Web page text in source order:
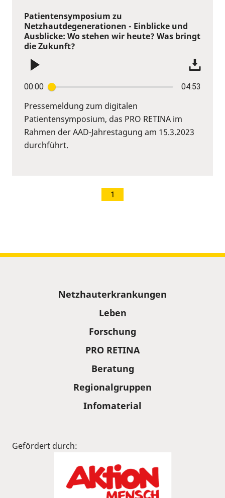
Patientensymposium zu
Netzhautdegenerationen - Einblicke und
Ausblicke: Wo stehen wir heute? Was bringt
die Zukunft?
00:00 04:53
Pressemeldung zum digitalen
Patientensymposium, das PRO RETINA im
Rahmen der AAD-Jahrestagung am 15.3.2023
durchführt.
1
Netzhauterkrankungen
Leben
Forschung
PRO RETINA
Beratung
Regionalgruppen
Infomaterial
Gefördert durch: